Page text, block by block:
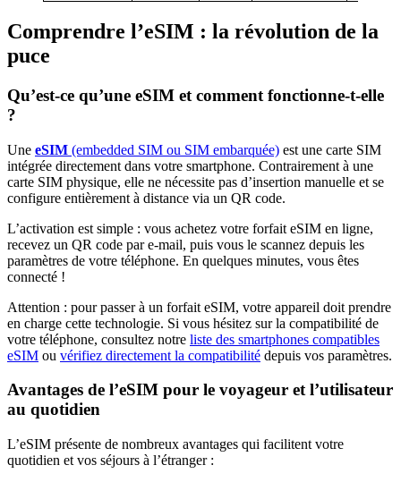
Comprendre l’eSIM : la révolution de la
puce
Qu’est-ce qu’une eSIM et comment fonctionne-t-elle
?
Une eSIM (embedded SIM ou SIM embarquée) est une carte SIM
intégrée directement dans votre smartphone. Contrairement à une
carte SIM physique, elle ne nécessite pas d’insertion manuelle et se
configure entièrement à distance via un QR code.
L’activation est simple : vous achetez votre forfait eSIM en ligne,
recevez un QR code par e-mail, puis vous le scannez depuis les
paramètres de votre téléphone. En quelques minutes, vous êtes
connecté !
Attention : pour passer à un forfait eSIM, votre appareil doit prendre
en charge cette technologie. Si vous hésitez sur la compatibilité de
votre téléphone, consultez notre liste des smartphones compatibles
eSIM ou vérifiez directement la compatibilité depuis vos paramètres.
Avantages de l’eSIM pour le voyageur et l’utilisateur
au quotidien
L’eSIM présente de nombreux avantages qui facilitent votre
quotidien et vos séjours à l’étranger :